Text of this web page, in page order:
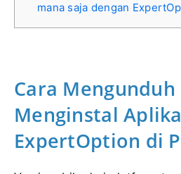
mana saja dengan
Cara Mengunduh
Menginstal
ExpertOption di